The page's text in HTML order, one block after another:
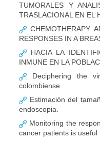
TUMORALES Y
TRASLACIONAL EN EL
CHEMOTHERAPY
RESPONSES IN A
HACIA LA
INMUNE EN LA
Deciphering the
colombiense
Estimación del
endoscopia.
Monitoring the
cancer patients is